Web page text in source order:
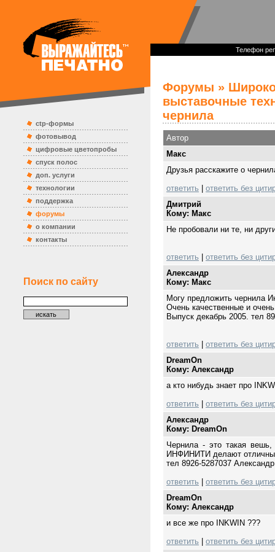
ctp-формы
фотовывод
цифровые цветопробы
спуск полос
доп. услуги
технологии
поддержка
форумы
о компании
контакты
Поиск по сайту
Телефон
Форумы »
выставочные
чернила
Автор
Mакс
Друзья расскажите о
ответить
ответить без
Дмитрий
Кому: Mакс
Не пробовали ни те, ни
ответить
ответить без
Александр
Кому: Mакс
Могу предложить чернила
Очень качественные и
Выпуск декабрь 2005. тел
ответить
ответить без
DreamOn
Кому: Александр
а кто нибудь знает про
ответить
ответить без
Александр
Кому: DreamOn
Чернила - это такая вешь,
ИНФИНИТИ делают
тел 8926-5287037
ответить
ответить без
DreamOn
Кому: Александр
и все же про INKWIN ???
ответить
ответить без